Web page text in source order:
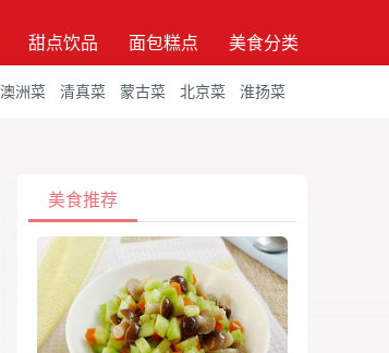
甜点饮品 面包糕点 美食分类
澳洲菜 清真菜 蒙古菜 北京菜 淮扬菜
美食推荐